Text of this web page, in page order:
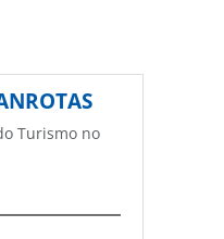
Turismo no